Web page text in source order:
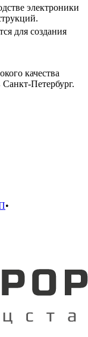
электроники
для создания
качества
Петербург.
•